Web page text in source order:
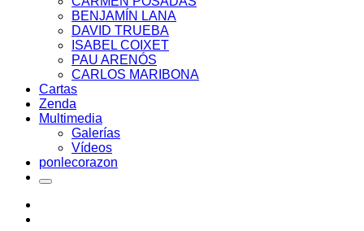
BENJAMÍN LANA
DAVID TRUEBA
ISABEL COIXET
PAU ARENÓS
CARLOS MARIBONA
Cartas
Zenda
Multimedia
Galerías
Vídeos
ponlecorazon